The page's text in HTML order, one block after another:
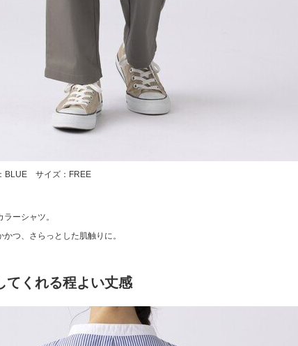
BLUE サイズ：FREE
ーシャツ。
つ、さらっとした肌触りに。
てくれる程よい丈感